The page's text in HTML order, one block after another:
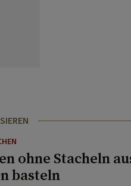
ohne Stacheln
basteln